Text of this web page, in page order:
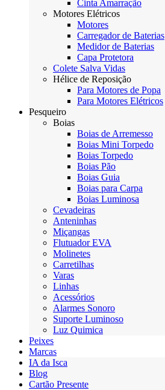
Cinta Amarração
Motores Elétricos
Motores
Carregador de Baterias
Medidor de Baterias
Capa Protetora
Colete Salva Vidas
Hélice de Reposição
Para Motores de Popa
Para Motores Elétricos
Pesqueiro
Boias
Boias de Arremesso
Boias Mini Torpedo
Boias Torpedo
Boias Pão
Boias Guia
Boias para Carpa
Boias Luminosa
Cevadeiras
Anteninhas
Miçangas
Flutuador EVA
Molinetes
Carretilhas
Varas
Linhas
Acessórios
Alarmes Sonoro
Suporte Luminoso
Luz Quimica
Peixes
Marcas
IA da Isca
Blog
Cartão Presente